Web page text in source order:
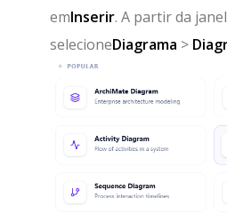
emInserir. A partir da
selecioneDiagrama >